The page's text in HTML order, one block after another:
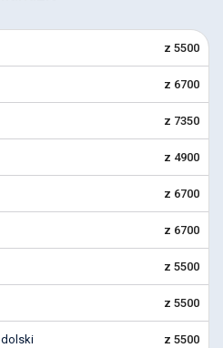
z 5500
z 6700
z 7350
z 4900
z 6700
z 6700
z 5500
z 5500
z 5500